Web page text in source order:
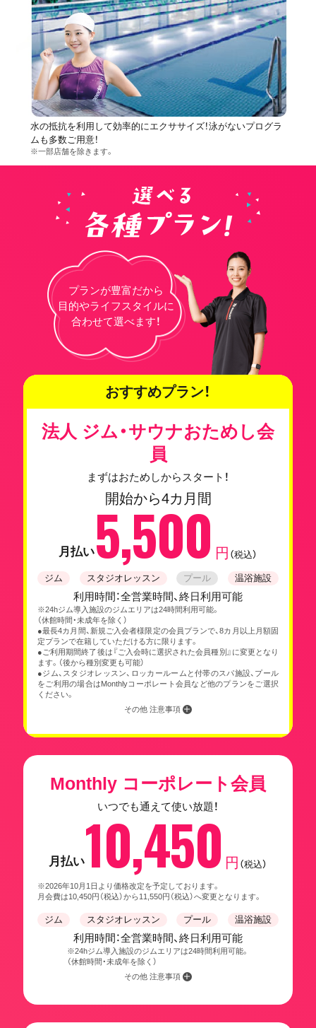
水の抵抗を利用して効率的にエクササイズ！泳がないプログラ
ムも多数ご用意！
※一部店舗を除きます。
プランが豊富だから
目的やライフスタイルに
合わせて選べます！
おすすめプラン！
法人 ジム・サウナおためし会
員
まずはおためしからスタート！
開始から4カ月間
月払い5,500 円 （税込）
ジム スタジオレッスン プール 温浴施設
利用時間：全営業時間、終日利用可能
※24hジム導入施設のジムエリアは24時間利用可能。
（休館時間・未成年を除く）
●最長4カ月間、新規ご入会者様限定の会員プランで、8カ月以上月額固
定プランで在籍していただける方に限ります。
●ご利用期間終了後は『ご入会時に選択された会員種別』に変更となり
ます。（後から種別変更も可能）
●ジム、スタジオレッスン、ロッカールームと付帯のスパ施設、プール
をご利用の場合はMonthlyコーポレート会員など他のプランをご選択
ください。
その他 注意事項
Monthly コーポレート会員
いつでも通えて使い放題！
月払い10,450 円 （税込）
※2026年10月1日より価格改定を予定しております。
月会費は10,450円（税込）から11,550円（税込）へ変更となります。
ジム スタジオレッスン プール 温浴施設
利用時間：全営業時間、終日利用可能
※24hジム導入施設のジムエリアは24時間利用可能。
（休館時間・未成年を除く）
その他 注意事項